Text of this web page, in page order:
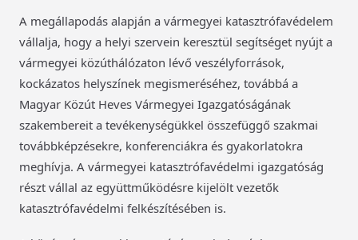
A megállapodás alapján a vármegyei katasztrófavédelem
vállalja, hogy a helyi szervein keresztül segítséget nyújt a
vármegyei közúthálózaton lévő veszélyforrások,
kockázatos helyszínek megismeréséhez, továbbá a
Magyar Közút Heves Vármegyei Igazgatóságának
szakembereit a tevékenységükkel összefüggő szakmai
továbbképzésekre, konferenciákra és gyakorlatokra
meghívja. A vármegyei katasztrófavédelmi igazgatóság
részt vállal az együttműködésre kijelölt vezetők
katasztrófavédelmi felkészítésében is.